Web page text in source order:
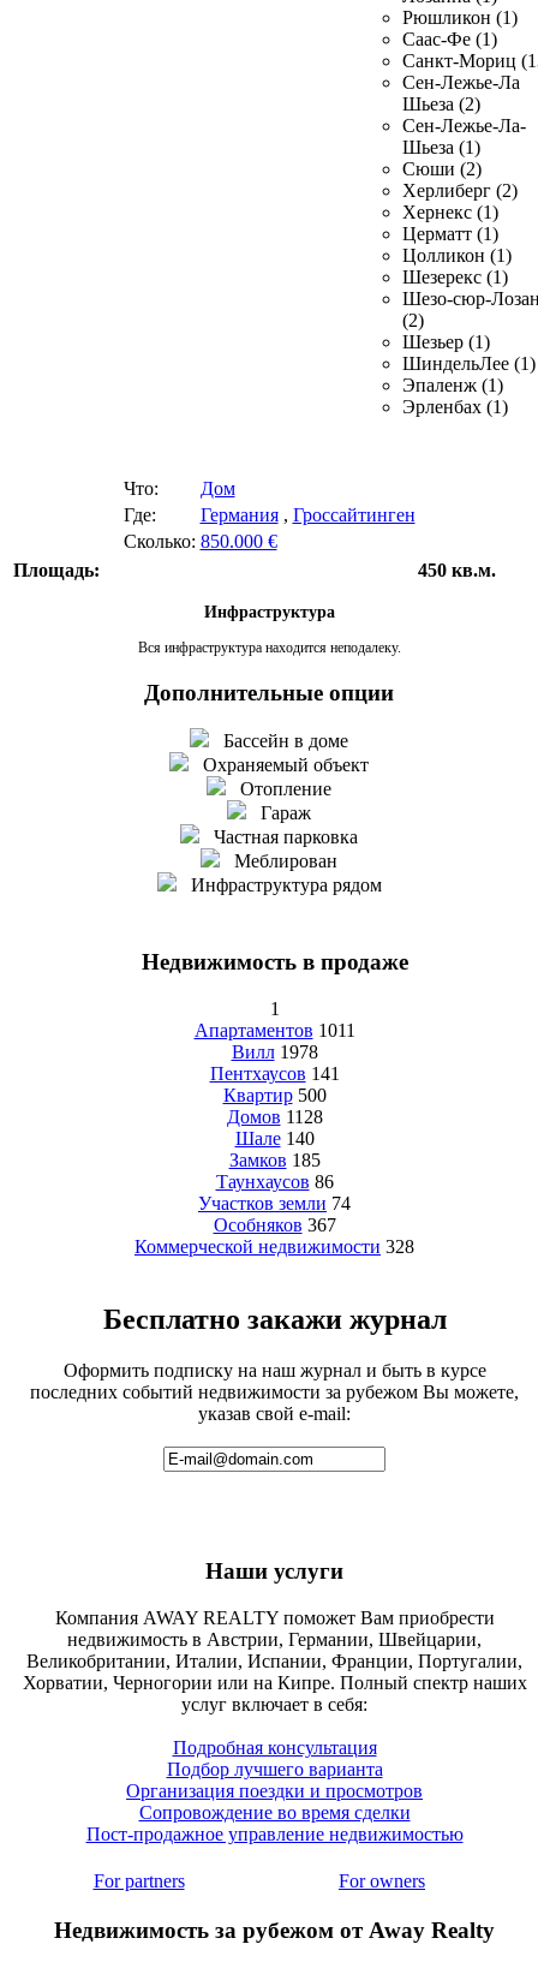
Рюшликон (1)
Саас-Фе (1)
Санкт-Мориц
Сен-Лежье-Ла
Шьеза (2)
Сен-Лежье-Ла-
Шьеза (1)
Сюши (2)
Херлиберг (2)
Хернекс (1)
Церматт (1)
Цолликон (1)
Шезерекс (1)
Шезо-сюр-
(2)
Шезьер (1)
ШиндельЛее (1)
Эпаленж (1)
Эрленбах (1)
Что:
Дом
Где:
Германия, Гроссайтинген
Сколько: 850.000 €
Площадь:
450 кв.м.
Инфраструктура
Вся инфраструктура находится неподалеку.
Дополнительные опции
Бассейн в доме
Охраняемый объект
Отопление
Гараж
Частная парковка
Меблирован
Инфраструктура рядом
Недвижимость в продаже
1
Апартаментов 1011
Вилл 1978
Пентхаусов 141
Квартир 500
Домов 1128
Шале 140
Замков 185
Таунхаусов 86
Участков земли 74
Особняков 367
Коммерческой недвижимости 328
Бесплатно закажи журнал
Оформить подписку на наш журнал и быть в курсе
последних событий недвижимости за рубежом Вы можете,
указав свой e-mail:
Наши услуги
Компания AWAY REALTY поможет Вам приобрести
недвижимость в Австрии, Германии, Швейцарии,
Великобритании, Италии, Испании, Франции, Португалии,
Хорватии, Черногории или на Кипре. Полный спектр наших
услуг включает в себя:
Подробная консультация
Подбор лучшего варианта
Организация поездки и просмотров
Сопровождение во время сделки
Пост-продажное управление недвижимостью
For partners For owners
Недвижимость за рубежом от Away Realty